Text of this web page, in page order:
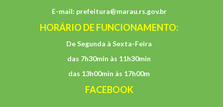
E-mail: prefeitura@marau.rs.gov.br
HORÁRIO DE FUNCIONAMENTO:
De Segunda à Sexta-Feira
das 7h30min às 11h30min
das 13h00min às 17h00m
FACEBOOK